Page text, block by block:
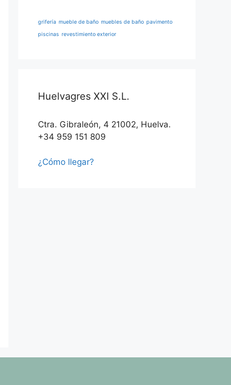
grifería mueble de baño muebles de baño pavimento
piscinas revestimiento exterior
Huelvagres XXI S.L.
Ctra. Gibraleón, 4 21002, Huelva.
+34 959 151 809
¿Cómo llegar?